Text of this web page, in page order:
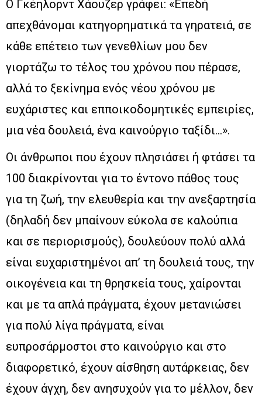
Ο Γκέηλορντ Χάουζερ γράφει: «Επεδή
απεχθάνομαι κατηγορηματικά τα γηρατειά, σε
κάθε επέτειο των γενεθλίων μου δεν
γιορτάζω το τέλος του χρόνου που πέρασε,
αλλά το ξεκίνημα ενός νέου χρόνου με
ευχάριστες και επποικοδομητικές εμπειρίες,
μια νέα δουλειά, ένα καινούργιο ταξίδι…».
Οι άνθρωποι που έχουν πλησιάσει ή φτάσει τα
100 διακρίνονται για το έντονο πάθος τους
για τη ζωή, την ελευθερία και την ανεξαρτησία
(δηλαδή δεν μπαίνουν εύκολα σε καλούπια
και σε περιορισμούς), δουλεύουν πολύ αλλά
είναι ευχαριστημένοι απ’ τη δουλειά τους, την
οικογένεια και τη θρησκεία τους, χαίρονται
και με τα απλά πράγματα, έχουν μετανιώσει
για πολύ λίγα πράγματα, είναι
ευπροσάρμοστοι στο καινούργιο και στο
διαφορετικό, έχουν αίσθηση αυτάρκειας, δεν
έχουν άγχη, δεν ανησυχούν για το μέλλον, δεν